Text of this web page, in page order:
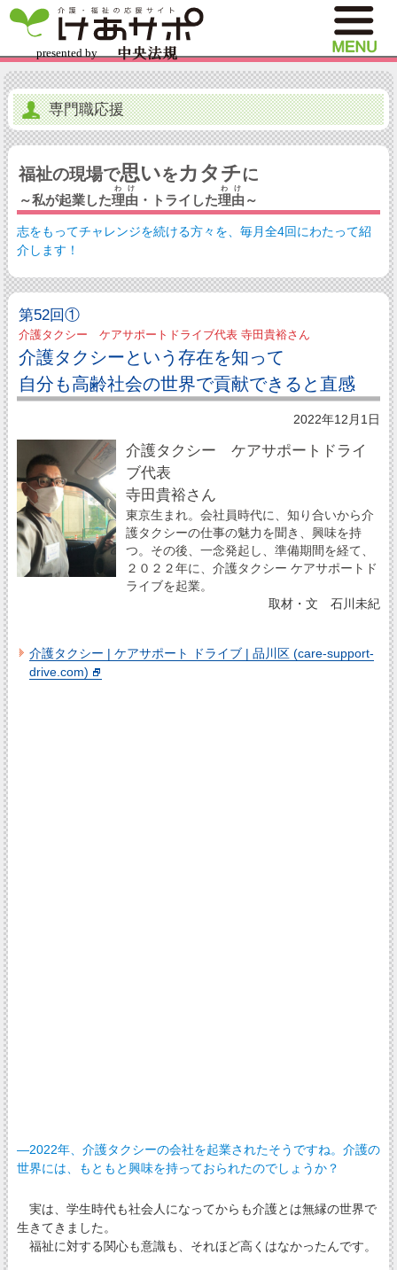
専門職応援
福祉の現場で思いをカタチに
～私が起業した理由
わけ
・トライした理由
わけ
～
志をもってチャレンジを続ける方々を、毎月全4回にわたって紹
介します！
第52回①
介護タクシー ケアサポートドライブ代表 寺田貴裕さん
介護タクシーという存在を知って
自分も高齢社会の世界で貢献できると直感
2022年12月1日
介護タクシー ケアサポートドライ
ブ代表
寺田貴裕さん
東京生まれ。会社員時代に、知り合いから介
護タクシーの仕事の魅力を聞き、興味を持
つ。その後、一念発起し、準備期間を経て、
２０２２年に、介護タクシー ケアサポートド
ライブを起業。
取材・文 石川未紀
介護タクシー | ケアサポート ドライブ | 品川区 (care-support-
drive.com)
―2022年、介護タクシーの会社を起業されたそうですね。介護の
世界には、もともと興味を持っておられたのでしょうか？
実は、学生時代も社会人になってからも介護とは無縁の世界で
生きてきました。
福祉に対する関心も意識も、それほど高くはなかったんです。